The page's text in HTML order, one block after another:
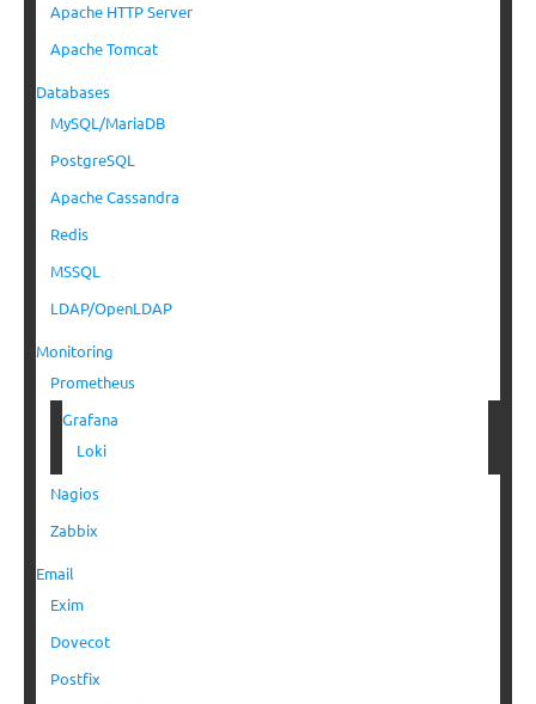
Apache HTTP Server
Apache Tomcat
Databases
MySQL/MariaDB
PostgreSQL
Apache Cassandra
Redis
MSSQL
LDAP/OpenLDAP
Monitoring
Prometheus
Grafana
Loki
Nagios
Zabbix
Email
Exim
Dovecot
Postfix